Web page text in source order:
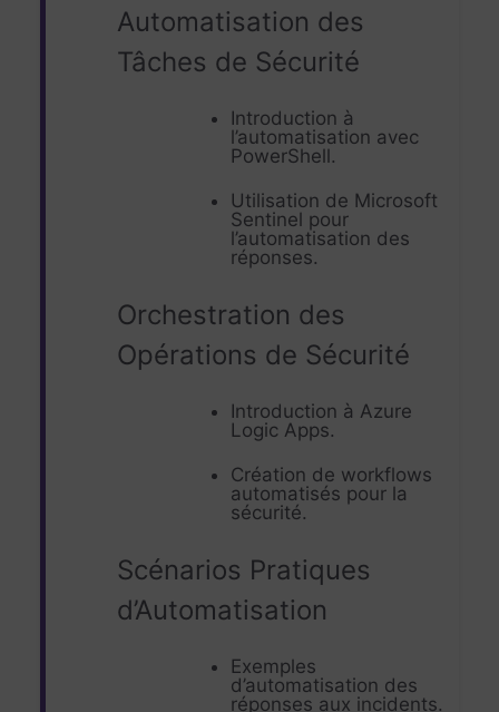
Automatisation des
Tâches de Sécurité
Introduction à
l’automatisation avec
PowerShell.
Utilisation de Microsoft
Sentinel pour
l’automatisation des
réponses.
Orchestration des
Opérations de Sécurité
Introduction à Azure
Logic Apps.
Création de workflows
automatisés pour la
sécurité.
Scénarios Pratiques
d’Automatisation
Exemples
d’automatisation des
réponses aux incidents.